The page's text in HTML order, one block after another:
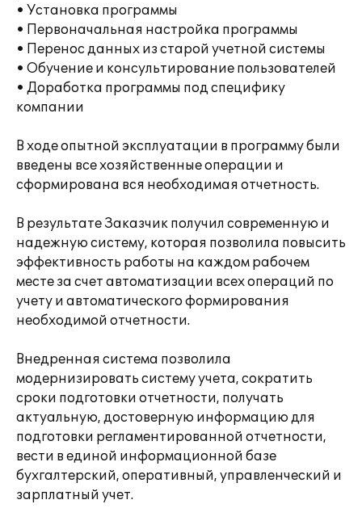
• Установка программы
• Первоначальная настройка программы
• Перенос данных из старой учетной системы
• Обучение и консультирование пользователей
• Доработка программы под специфику
компании
В ходе опытной эксплуатации в программу были
введены все хозяйственные операции и
сформирована вся необходимая отчетность.
В результате Заказчик получил современную и
надежную систему, которая позволила повысить
эффективность работы на каждом рабочем
месте за счет автоматизации всех операций по
учету и автоматического формирования
необходимой отчетности.
Внедренная система позволила
модернизировать систему учета, сократить
сроки подготовки отчетности, получать
актуальную, достоверную информацию для
подготовки регламентированной отчетности,
вести в единой информационной базе
бухгалтерский, оперативный, управленческий и
зарплатный учет.